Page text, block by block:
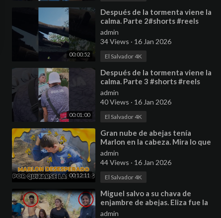
00:00:52
⁣Después de la tormenta viene la
calma. Parte 2#shorts #reels
#ayudasocial
admin
34 Views · 16 Jan 2026
El Salvador 4K
00:01:00
⁣Después de la tormenta viene la
calma. Parte 3 #shorts #reels
#ayudasocial
admin
40 Views · 16 Jan 2026
El Salvador 4K
00:12:11
⁣Gran nube de abejas tenía
Marlon en la cabeza. Mira lo que
hizo para quitárselas de encima.
admin
44 Views · 16 Jan 2026
El Salvador 4K
⁣Miguel salvo a su chava de
enjambre de abejas. Eliza fue la
más picada de la plaga.
admin